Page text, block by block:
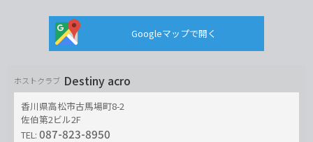
Googleマップで開く
ホストクラブ Destiny acro
香川県高松市古馬場町8-2
佐伯第2ビル2F
TEL: 087-823-8950